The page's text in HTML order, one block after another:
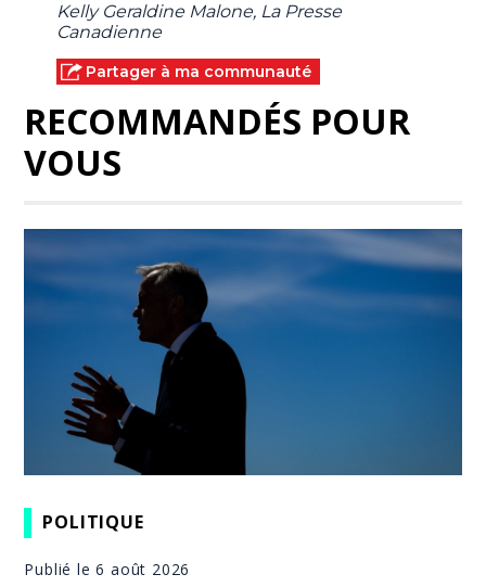
Kelly Geraldine Malone, La Presse
Canadienne
Partager à ma communauté
RECOMMANDÉS POUR
VOUS
POLITIQUE
Publié le 6 août 2026